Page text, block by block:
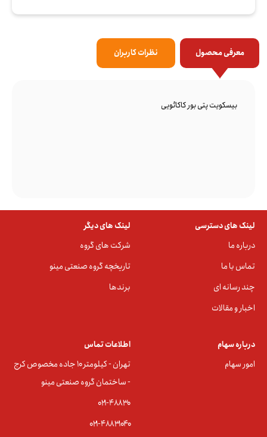
معرفی محصول نظرات کاربران
بیسکویت پتی بور کاکائویی
لینک های دسترسی
درباره ما
تماس با ما
چند رسانه ای
اخبار و مقالات
لینک های دیگر
شرکت های گروه
تاریخچه گروه صنعتی مینو
برندها
درباره سهام
امور سهام
اطلاعات تماس
تهران - کیلومتر ۱۰ جاده مخصوص کرج
- ساختمان گروه صنعتی مینو
۰۲۱-۴۸۸۳0
۰۲۱-۴۸۸۳۱۰۴۰